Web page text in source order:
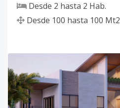
Desde 2 hasta 2 Hab.
Desde 100 hasta 100 Mt2